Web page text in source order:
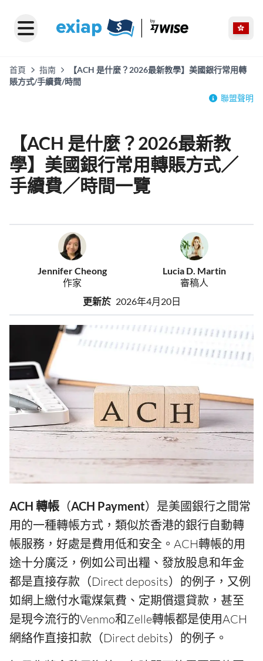
首頁 指南
【ACH 是什麼？2026最新教學】美國銀行常用轉
賬方式/手續費/時間
聯盟聲明
【ACH 是什麼？2026最新教
學】美國銀行常用轉賬方式／
手續費／時間一覽
Jennifer Cheong
作家
Lucia D. Martin
審稿人
更新於 2026年4月20日
ACH 轉帳 （ACH Payment）是美國銀行之間常
用的一種轉帳方式，類似於香港的銀行自動轉
帳服務，好處是費用低和安全。ACH轉帳的用
途十分廣泛，例如公司出糧、發放股息和年金
都是直接存款（Direct deposits）的例子，又例
如網上繳付水電煤氣費、定期償還貸款，甚至
是現今流行的Venmo和Zelle轉帳都是使用ACH
網絡作直接扣款（Direct debits）的例子。